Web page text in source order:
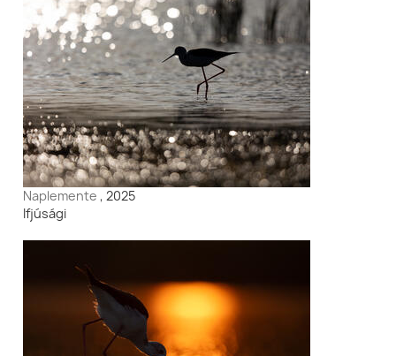
Naplemente, 2025
Ifjúsági